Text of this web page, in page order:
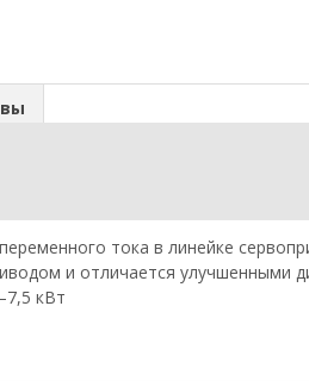
тока в линейке
и отличается
кВт